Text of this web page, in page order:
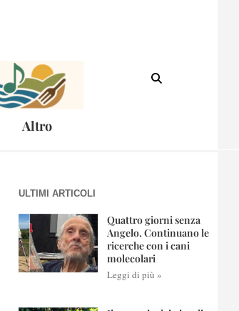
Altro
ULTIMI ARTICOLI
Quattro giorni senza
Angelo. Continuano le
ricerche con i cani
molecolari
Leggi di più »